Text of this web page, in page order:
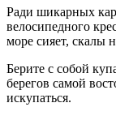
Ради шикарных
велосипедного
море сияет, скалы
Берите с собой
берегов самой
искупаться.